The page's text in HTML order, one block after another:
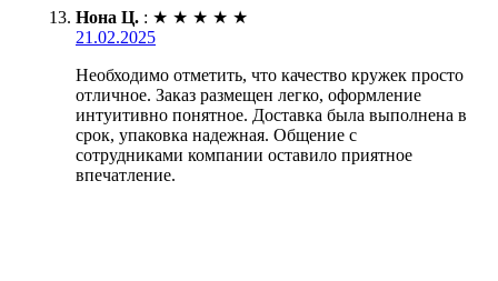
Нона Ц. : ★ ★ ★ ★ ★
21.02.2025
Необходимо отметить, что качество кружек просто
отличное. Заказ размещен легко, оформление
интуитивно понятное. Доставка была выполнена в
срок, упаковка надежная. Общение с
сотрудниками компании оставило приятное
впечатление.